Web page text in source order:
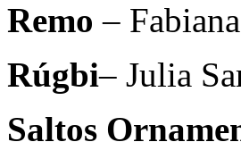
Remo –
Rúgbi– Julia
Saltos